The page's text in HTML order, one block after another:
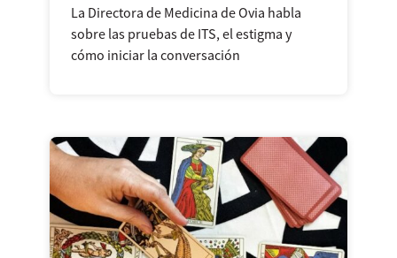
La Directora de Medicina de Ovia habla
sobre las pruebas de ITS, el estigma y
cómo iniciar la conversación